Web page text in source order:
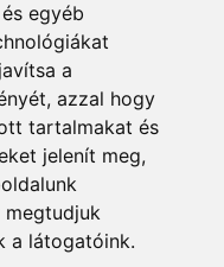
egyéb
a
azzal hogy
tartalmakat és
jelenít meg,
a látogatóink.